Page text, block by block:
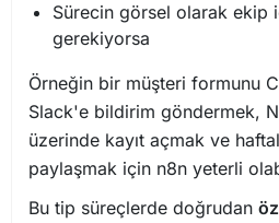
Sürecin görsel olarak ekip
gerekiyorsa
Örneğin bir müşteri formunu
Slack'e bildirim göndermek,
üzerinde kayıt açmak ve
paylaşmak için n8n yeterli
Bu tip süreçlerde doğrudan